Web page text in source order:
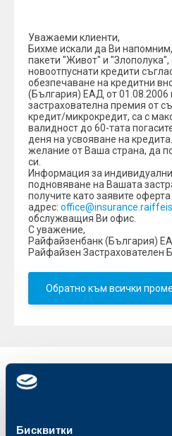
Бисквитки
Уважаеми клиенти,
Бихме искали да Ви
пакети "Живот" и
новоотпуснати кредити
обезпечаване на кредитни
(България) ЕАД от 01.08.2006
застрахователна премия от
кредит/микрокредит, са с
валидност до 60-тата
деня на усвояване на
желание от Ваша страна, да
си.
Информация за
подновяване на Вашата
получите като заявите
адрес:
обслужващия Ви офис.
С уважение,
Райфайзенбанк (България)
Райфайзен Застрахователен
Обратно към всички
Индивидуални
клиенти
Карти